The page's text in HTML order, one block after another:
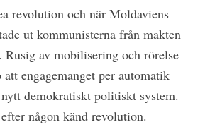
revolution och när Moldaviens
ut kommunisterna från makten
Rusig av mobilisering och rörelse
engagemanget per automatik
demokratiskt politiskt system.
någon känd revolution.